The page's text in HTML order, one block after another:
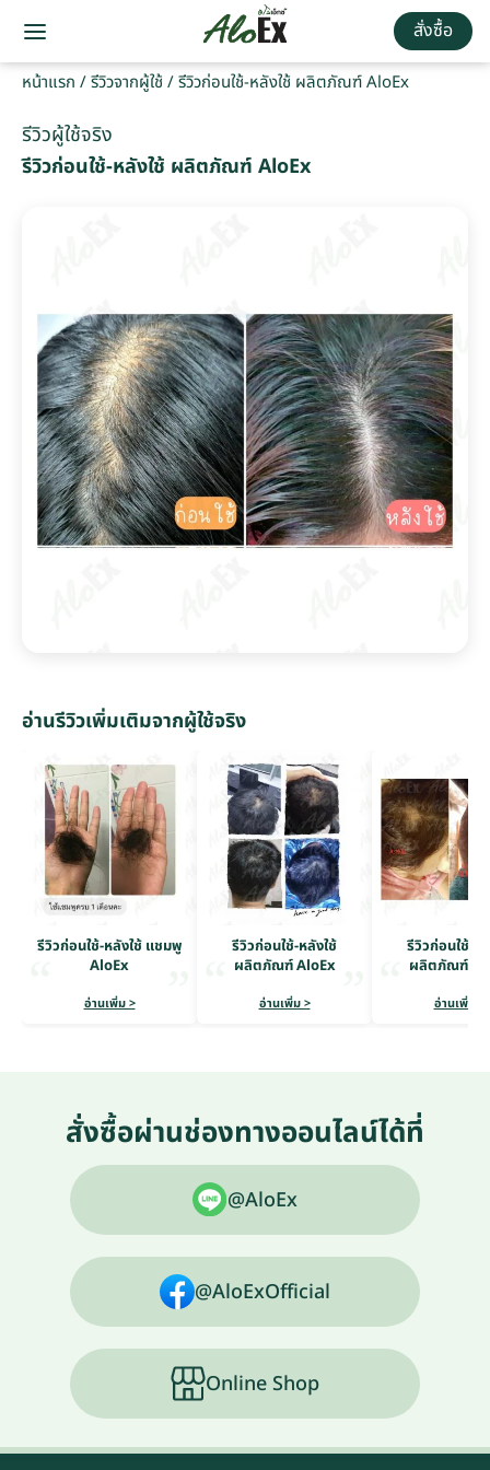
สั่งซื้อ
หน้าแรก /รีวิวจากผู้ใช้ /รีวิวก่อนใช้-หลังใช้ ผลิตภัณฑ์ AloEx
รีวิวผู้ใช้จริง
รีวิวก่อนใช้-หลังใช้ ผลิตภัณฑ์ AloEx
อ่านรีวิวเพิ่มเติมจากผู้ใช้จริง
รีวิวก่อนใช้-หลังใช้ แชมพู
AloEx
อ่านเพิ่ม >
รีวิวก่อนใช้-หลังใช้
ผลิตภัณฑ์ AloEx
อ่านเพิ่ม >
รีวิวก่อนใช้-ห
ผลิตภัณฑ์
อ่านเพิ่ม >
สั่งซื้อผ่านช่องทางออนไลน์ได้ที่
@AloEx
@AloExOfficial
Online Shop